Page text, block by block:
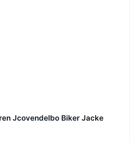
Jcovendelbo Biker Jacke